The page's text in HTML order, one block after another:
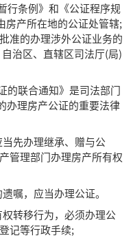
条例》和《公证程序规
房产所在地的公证处管辖;
准的办理涉外公证业务的
治区、直辖区司法厅(局)
联合通知》是司法部门
办理房产公证的重要法律
先办理继承、赠与公
管理部门办理房产所有权
，应当办理公证。
转移行为，必须办理公
记等行政手续;